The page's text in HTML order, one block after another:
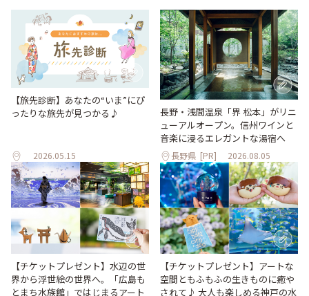
【旅先診断】あなたの“いま”にぴ
ったりな旅先が見つかる♪
2026.05.15
長野・浅間温泉「界 松本」がリニ
ューアルオープン。信州ワインと
音楽に浸るエレガントな湯宿へ
長野県 [PR] 2026.08.05
【チケットプレゼント】水辺の世
界から浮世絵の世界へ。「広島も
とまち水族館」ではじまるアート
【チケットプレゼント】アートな
空間ともふもふの生きものに癒や
されて♪ 大人も楽しめる神戸の水